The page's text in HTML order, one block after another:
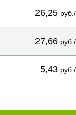
26,25
27,66
5,43